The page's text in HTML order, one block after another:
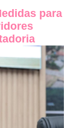
para